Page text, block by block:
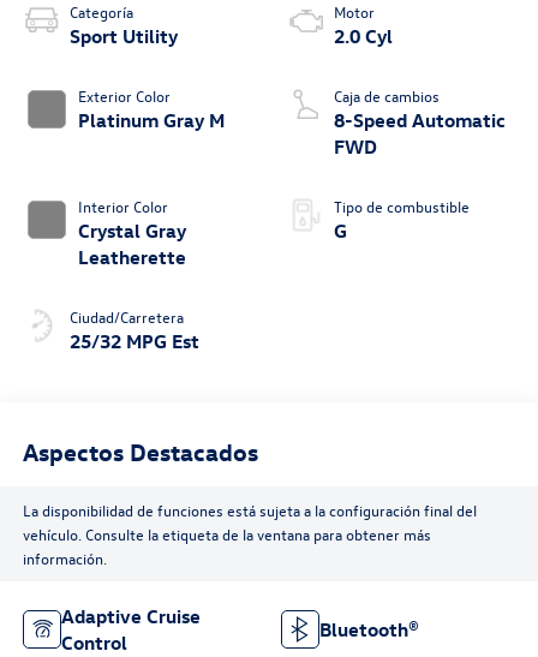
Categoría
Sport Utility
Exterior Color
Platinum Gray M
Interior Color
Crystal Gray
Leatherette
Ciudad/Carretera
25/32 MPG Est
Motor
2.0 Cyl
Caja de cambios
8-Speed Automatic
FWD
Tipo de combustible
G
Aspectos Destacados
La disponibilidad de funciones está sujeta a la configuración final del
vehículo. Consulte la etiqueta de la ventana para obtener más
información.
Adaptive Cruise
Control
Bluetooth®